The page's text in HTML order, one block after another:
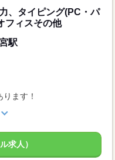
、タイピング(PC・パ
フィスその他
駅
ます！
求人）